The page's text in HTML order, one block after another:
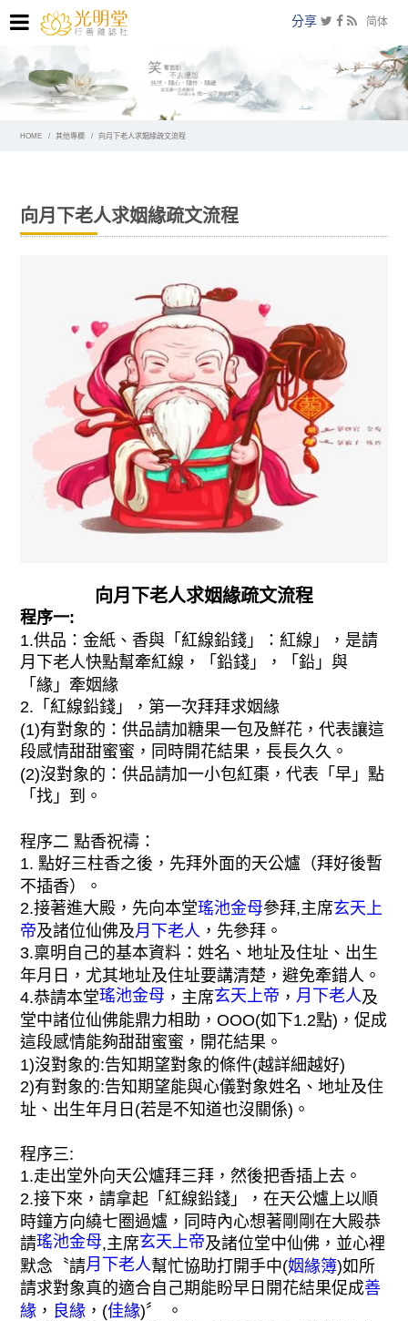
简体
分享
HOME 其他專欄 向月下老人求姻緣疏文流程
向月下老人求姻緣疏文流程
向月下老人求姻緣疏文流程
程序一:
1.供品：金紙、香與「紅線鉛錢」：紅線」，是請
月下老人快點幫牽紅線，「鉛錢」，「鉛」與
「緣」牽姻緣
2.「紅線鉛錢」，第一次拜拜求姻緣
(1)有對象的：供品請加糖果一包及鮮花，代表讓這
段感情甜甜蜜蜜，同時開花結果，長長久久。
(2)沒對象的：供品請加一小包紅棗，代表「早」點
「找」到。
程序二 點香祝禱：
1. 點好三柱香之後，先拜外面的天公爐（拜好後暫
不插香）。
2.接著進大殿，先向本堂瑤池金母參拜,主席玄天上
帝及諸位仙佛及月下老人 ，先參拜。
3.稟明自己的基本資料：姓名、地址及住址、出生
年月日，尤其地址及住址要講清楚，避免牽錯人。
4.恭請本堂瑤池金母 ，主席玄天上帝 ，月下老人及
堂中諸位仙佛能鼎力相助，OOO(如下1.2點)，促成
這段感情能夠甜甜蜜蜜，開花結果。
1)沒對象的:告知期望對象的條件(越詳細越好)
2)有對象的:告知期望能與心儀對象姓名、地址及住
址、出生年月日(若是不知道也沒關係)。
程序三:
1.走出堂外向天公爐拜三拜，然後把香插上去。
2.接下來，請拿起「紅線鉛錢」，在天公爐上以順
時鐘方向繞七圈過爐，同時內心想著剛剛在大殿恭
請瑤池金母,主席玄天上帝及諸位堂中仙佛，並心裡
默念〝請月下老人幫忙協助打開手中(姻緣簿)如所
請求對象真的適合自己期能盼早日開花結果促成善
緣 ， 良緣 ，(佳緣)〞 。